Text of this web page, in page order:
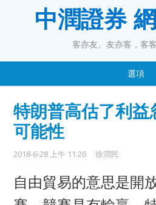
中潤證券
客亦友、友亦客，客
選項
特朗普高估了利益
可能性
2018-6-28 上午 11:20 徐潤民
自由貿易的意思是開